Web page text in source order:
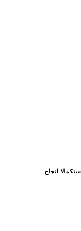
لنجاح